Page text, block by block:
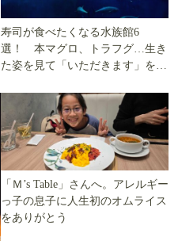
寿司が食べたくなる水族館6
選！ 本マグロ、トラフグ…生き
た姿を見て「いただきます」を考
「Ｍ’s Table」さんへ。アレルギー
っ子の息子に人生初のオムライス
をありがとう